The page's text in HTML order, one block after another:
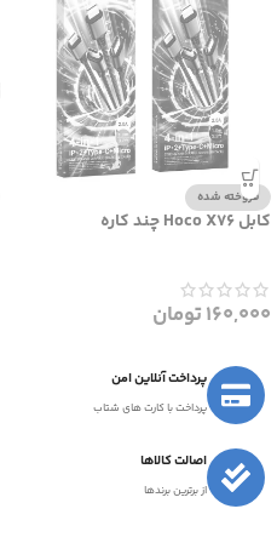
فروخته شده
کابل Hoco X76 چند کاره
160,000تومان
پرداخت آنلاین امن
پرداخت با کارت های شتاب
اصالت کالاها
از برترین برندها